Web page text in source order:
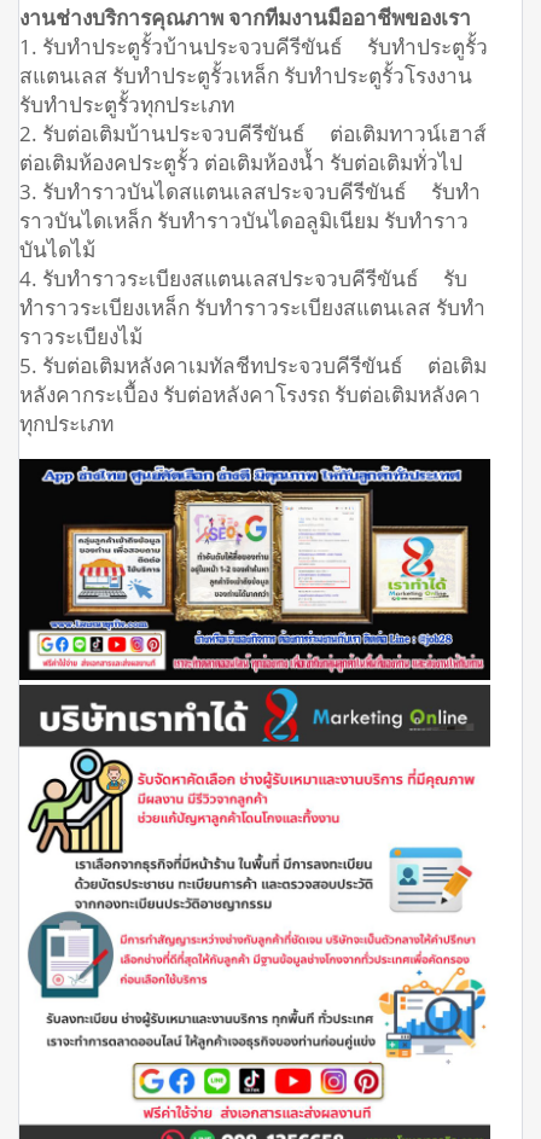
งานช่างบริการคุณภาพ จากทีมงานมืออาชีพของเรา
1. รับทำประตูรั้วบ้านประจวบคีรีขันธ์ รับทำประตูรั้ว
สแตนเลส รับทำประตูรั้วเหล็ก รับทำประตูรั้วโรงงาน
รับทำประตูรั้วทุกประเภท
2. รับต่อเติมบ้านประจวบคีรีขันธ์ ต่อเติมทาวน์เฮาส์
ต่อเติมห้องคประตูรั้ว ต่อเติมห้องน้ำ รับต่อเติมทั่วไป
3. รับทำราวบันไดสแตนเลสประจวบคีรีขันธ์ รับทำ
ราวบันไดเหล็ก รับทำราวบันไดอลูมิเนียม รับทำราว
บันไดไม้
4. รับทำราวระเบียงสแตนเลสประจวบคีรีขันธ์ รับ
ทำราวระเบียงเหล็ก รับทำราวระเบียงสแตนเลส รับทำ
ราวระเบียงไม้
5. รับต่อเติมหลังคาเมทัลชีทประจวบคีรีขันธ์ ต่อเติม
หลังคากระเบื้อง รับต่อหลังคาโรงรถ รับต่อเติมหลังคา
ทุกประเภท